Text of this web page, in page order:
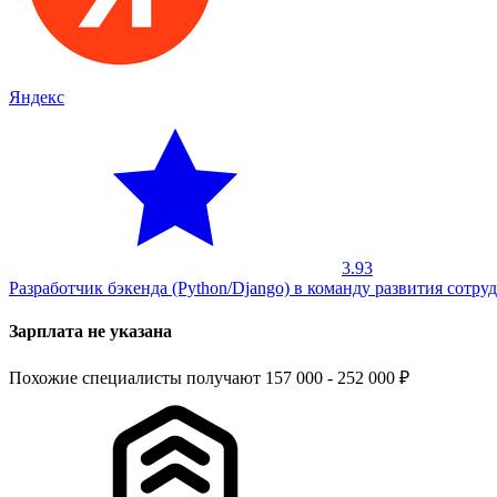
Яндекс
3.93
Разработчик бэкенда (Python/Django) в команду развития
Зарплата не указана
Похожие специалисты получают 157 000 - 252 000 ₽